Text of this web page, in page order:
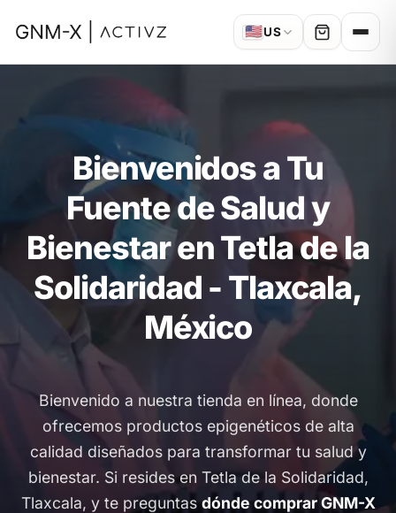
🇺🇸US
Bienvenidos a Tu
Fuente de Salud y
Bienestar en Tetla de la
Solidaridad - Tlaxcala,
México
Bienvenido a nuestra tienda en línea, donde
ofrecemos productos epigenéticos de alta
calidad diseñados para transformar tu salud y
bienestar. Si resides en Tetla de la Solidaridad,
Tlaxcala, y te preguntasdónde comprar GNM-X